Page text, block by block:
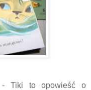
- Tiki to opowieść o